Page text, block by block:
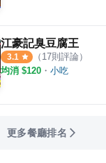
江豪記臭豆腐王
3.1 （ 17則評論）
均消 $120 ・ 小吃
更多餐廳排名